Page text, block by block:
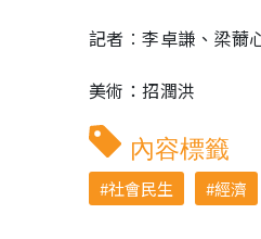
記者︰李卓謙、梁薾
美術：招潤洪
內容標籤
社會民生 經濟